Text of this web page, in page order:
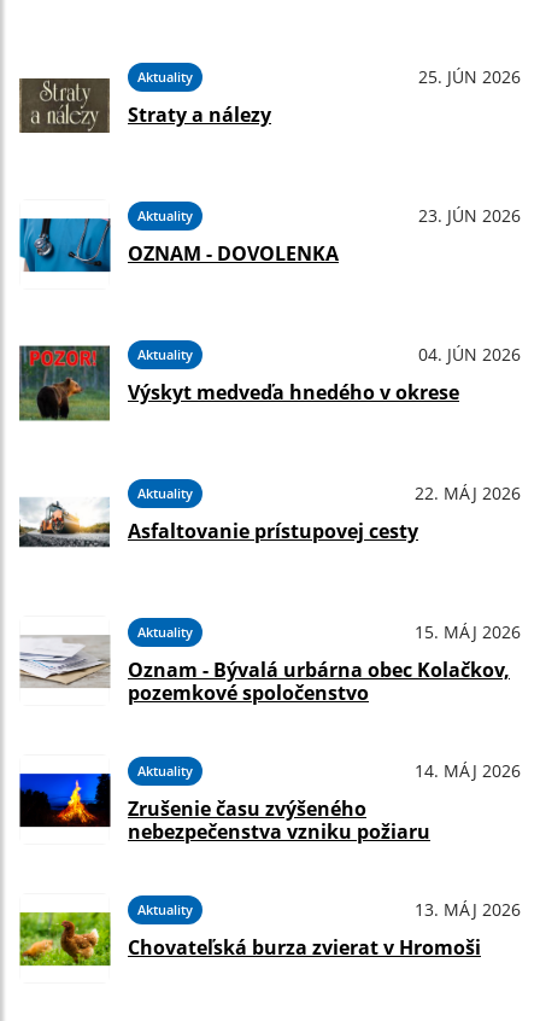
Aktuality 25. JÚN 2026
Straty a nálezy
Aktuality 23. JÚN 2026
OZNAM - DOVOLENKA
Aktuality 04. JÚN 2026
Výskyt medveďa hnedého v okrese
Aktuality 22. MÁJ 2026
Asfaltovanie prístupovej cesty
Aktuality 15. MÁJ 2026
Oznam - Bývalá urbárna obec Kolačkov,
pozemkové spoločenstvo
Aktuality 14. MÁJ 2026
Zrušenie času zvýšeného
nebezpečenstva vzniku požiaru
Aktuality 13. MÁJ 2026
Chovateľská burza zvierat v Hromoši